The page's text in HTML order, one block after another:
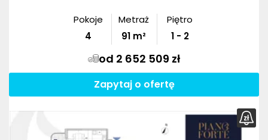
Pokoje
4
Metraż
91 m²
Piętro
1 - 2
od 2 652 509 zł
Zapytaj o ofertę